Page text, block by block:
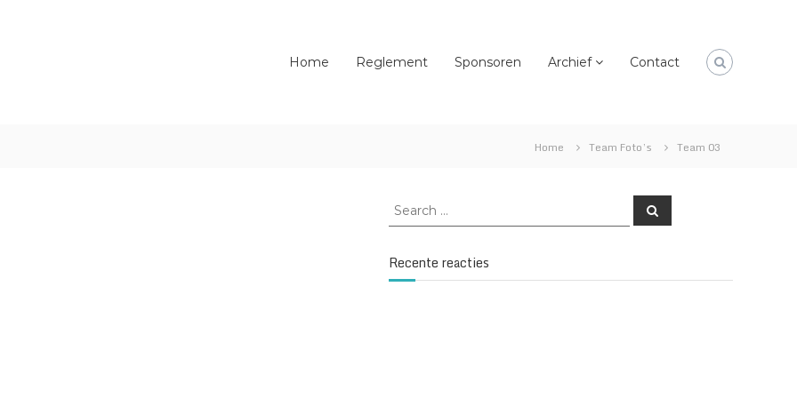
Home Reglement Sponsoren Archief Contact
Home Team Foto’s Team 03
Search
for:
Search
Recente reacties